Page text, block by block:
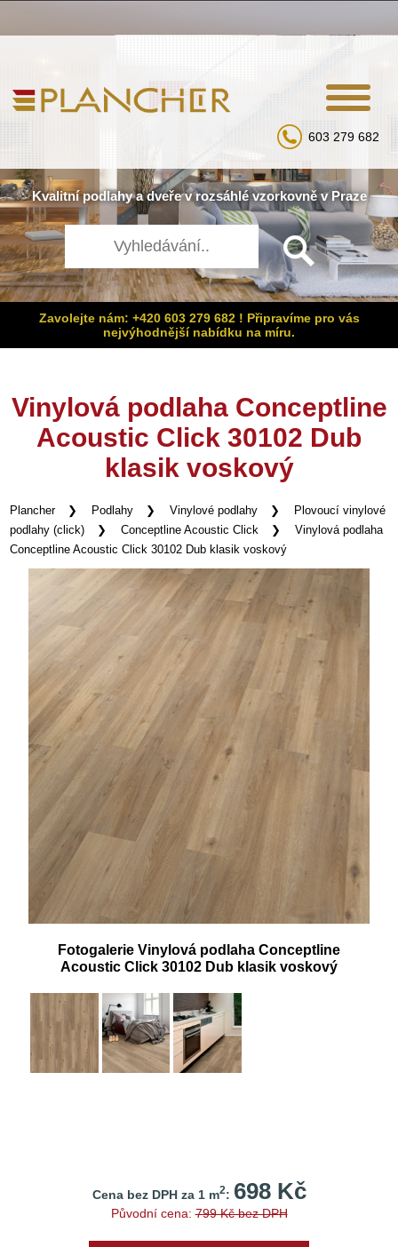
603 279 682
Kvalitnípodlahyadveřev rozsáhlévzorkovněv Praze
Zavolejte nám: +420 603 279 682 ! Připravíme pro vás
nejvýhodnější nabídku na míru.
Vinylová podlaha Conceptline
Acoustic Click 30102 Dub
klasik voskový
Plancher Podlahy Vinylové podlahy
Plovoucí vinylové
podlahy (click)
Conceptline Acoustic Click
Vinylová podlaha
Conceptline Acoustic Click 30102 Dub klasik voskový
Fotogalerie Vinylová podlaha Conceptline
Acoustic Click 30102 Dub klasik voskový
Cena bez DPH za 1 m2: 698 Kč
Původní cena:799 Kč bez DPH